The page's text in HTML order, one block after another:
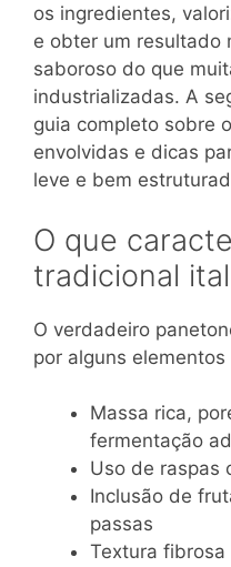
os ingredientes,
e obter um resultado
saboroso do que
industrializadas. A
guia completo sobre
envolvidas e dicas
leve e bem
O que
tradicional
O verdadeiro
por alguns elementos
Massa rica,
fermentação
Uso de raspas
Inclusão de
passas
Textura fibrosa